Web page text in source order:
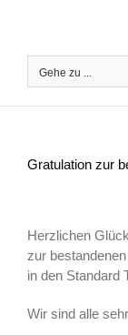
Gehe zu ...
Gratulation zur
grösseres
Herzlichen
zur
in den Standard
Wir sind alle